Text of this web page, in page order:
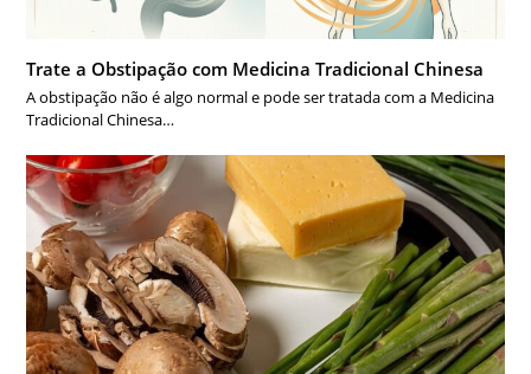
Trate a Obstipação com Medicina Tradicional Chinesa
A obstipação não é algo normal e pode ser tratada com a Medicina
Tradicional Chinesa…